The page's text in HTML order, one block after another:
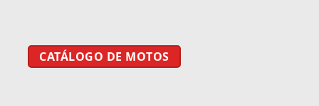
CATÁLOGO DE MOTOS